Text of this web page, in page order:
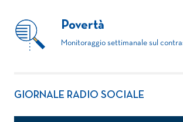
Povertà
Monitoraggio settimanale sul
GIORNALE RADIO SOCIALE